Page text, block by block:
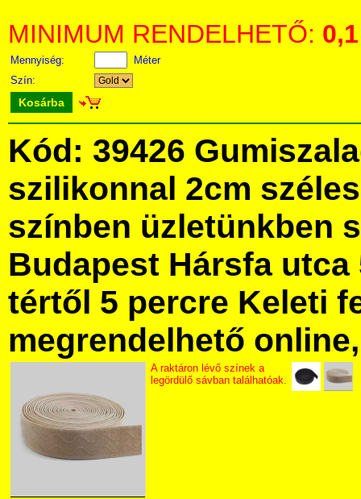
MINIMUM RENDELHETŐ: 0,1
Mennyiség:
Méter
Szín:
Kosárba
Kód: 39426
szilikonnal 2cm
színben üzletünkben
Budapest Hársfa utca
tértől 5 percre Keleti
megrendelhető
A raktáron lévő színek a
legördülő sávban találhatóak.